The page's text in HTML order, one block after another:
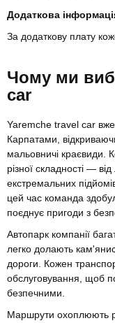
Додаткова
За додаткову плату
Чому ми
car
Yaremche travel car вже
Карпатами,
мальовничі краєвиди.
різної складності —
екстремальних
цей час команда
поєднує пригоди з
Автопарк компанії
легко долають
дороги. Кожен
обслуговування, щоб
безпечними.
Маршрути охоплюють